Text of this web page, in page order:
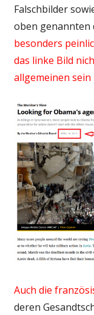
Falschbilder
oben genannten
besonders
das linke Bild
allgemeinen
Auch die
deren